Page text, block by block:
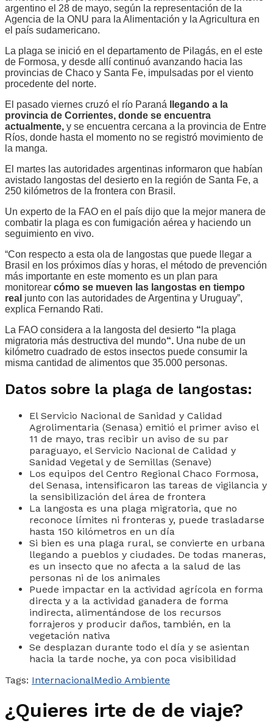
argentino el 28 de mayo, según la representación de la
Agencia de la ONU para la Alimentación y la Agricultura en
el país sudamericano.
La plaga se inició en el departamento de Pilagás, en el este
de Formosa, y desde allí continuó avanzando hacia las
provincias de Chaco y Santa Fe, impulsadas por el viento
procedente del norte.
El pasado viernes cruzó el río Paraná
llegando a la
provincia de Corrientes, donde se encuentra
actualmente, y se encuentra cercana a la provincia de Entre
Ríos, donde hasta el momento no se registró movimiento de
la manga.
El martes las autoridades argentinas informaron que habían
avistado langostas del desierto en la región de Santa Fe, a
250 kilómetros de la frontera con Brasil.
Un experto de la FAO en el país dijo que la mejor manera de
combatir la plaga es con fumigación aérea y haciendo un
seguimiento en vivo.
“Con respecto a esta ola de langostas que puede llegar a
Brasil en los próximos días y horas, el método de prevención
más importante en este momento es un plan para
monitorear cómo se mueven las langostas en tiempo
real junto con las autoridades de Argentina y Uruguay”,
explica Fernando Rati.
La FAO considera a la langosta del desierto “ la plaga
migratoria más destructiva del mundo“. Una nube de un
kilómetro cuadrado de estos insectos puede consumir la
misma cantidad de alimentos que 35.000 personas.
Datos sobre la plaga de langostas:
El Servicio Nacional de Sanidad y Calidad
Agrolimentaria (Senasa) emitió el primer aviso el
11 de mayo, tras recibir un aviso de su par
paraguayo, el Servicio Nacional de Calidad y
Sanidad Vegetal y de Semillas (Senave)
Los equipos del Centro Regional Chaco Formosa,
del Senasa, intensificaron las tareas de vigilancia y
la sensibilización del área de frontera
La langosta es una plaga migratoria, que no
reconoce límites ni fronteras y, puede trasladarse
hasta 150 kilómetros en un día
Si bien es una plaga rural, se convierte en urbana
llegando a pueblos y ciudades. De todas maneras,
es un insecto que no afecta a la salud de las
personas ni de los animales
Puede impactar en la actividad agrícola en forma
directa y a la actividad ganadera de forma
indirecta, alimentándose de los recursos
forrajeros y producir daños, también, en la
vegetación nativa
Se desplazan durante todo el día y se asientan
hacia la tarde noche, ya con poca visibilidad
Tags: InternacionalMedio Ambiente
¿Quieres irte de de viaje?